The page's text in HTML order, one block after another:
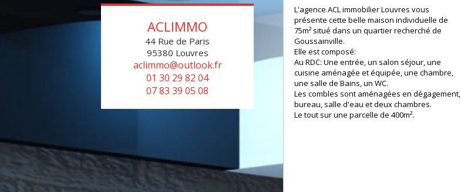
ACLIMMO
44 Rue de Paris
95380 Louvres
aclimmo@outlook.fr
01 30 29 82 04
07 83 39 05 08
L'agence ACL immobilier Louvres vous
présente cette belle maison individuelle de
75m² situé dans un quartier recherché de
Goussainville.
Elle est composé:
Au RDC: Une entrée, un salon séjour, une
cuisine aménagée et équipée, une chambre,
une salle de Bains, un WC.
Les combles sont aménagées en dégagement,
bureau, salle d'eau et deux chambres.
Le tout sur une parcelle de 400m².